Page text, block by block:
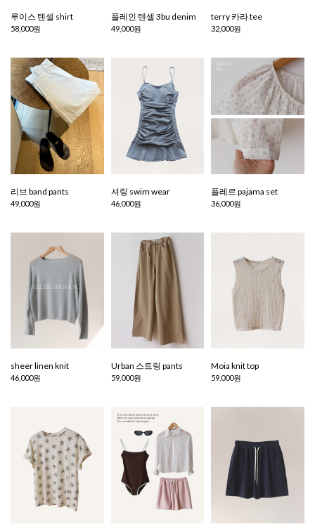
루이스 텐셀 shirt
58,000원
플레인 텐셀 3bu denim
49,000원
terry 카라 tee
32,000원
리브 band pants
49,000원
셔링 swim wear
46,000원
플레르 pajama set
36,000원
sheer linen knit
46,000원
Urban 스트링 pants
59,000원
Moia knit top
59,000원